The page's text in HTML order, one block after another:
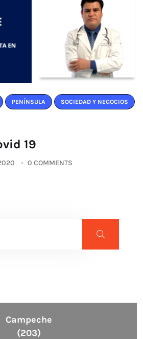
PENÍNSULA SOCIEDAD Y NEGOCIOS
19
0 COMMENTS
Campeche
(203)